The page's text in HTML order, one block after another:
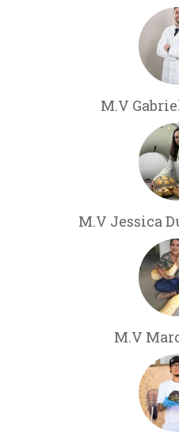
M.V
M.V Jessica
M.V